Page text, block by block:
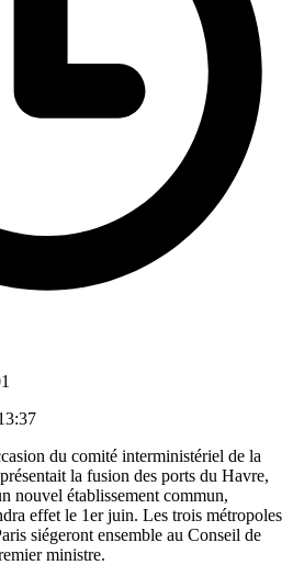
du comité interministériel de la
la fusion des ports du Havre,
nouvel établissement commun,
effet le 1er juin. Les trois métropoles
siégeront ensemble au Conseil de
ministre.